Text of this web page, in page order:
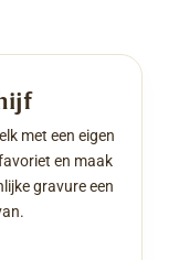
met een eigen
en maak
gravure een